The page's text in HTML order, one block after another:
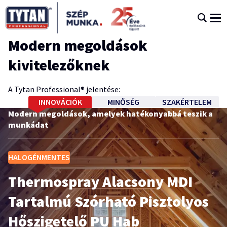
Modern megoldások
kivitelezőknek
A Tytan Professional® jelentése:
INNOVÁCIÓK
MINŐSÉG
SZAKÉRTELEM
Modern megoldások, amelyek hatékonyabbá teszik a
munkádat
HALOGÉNMENTES
Thermospray Alacsony MDI
Tartalmú Szórható Pisztolyos
Hőszigetelő PU Hab
Megbízhatóság, kiemelkedő minőség és magas
teljesítmény
TYTAN kiemelt termékek
Műszaki támogatás és szaktanácsadás a
munkavégzéshez
Közelgő TYTAN Academy
képzések